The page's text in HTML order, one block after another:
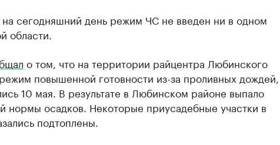
сегодняшний день режим ЧС не введен ни в одном
области.
о том, что на территории райцентра Любинского
повышенной готовности из-за проливных дождей,
10 мая. В результате в Любинском районе выпало
нормы осадков. Некоторые приусадебные участки в
подтоплены.